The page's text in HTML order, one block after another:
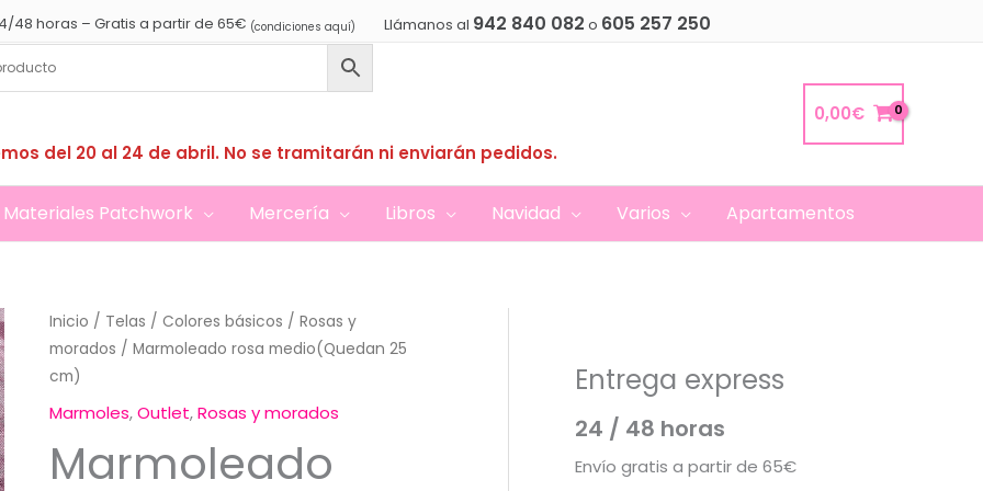
48 horas – Gratis a partir de 65€ (condiciones aquí) Llámanos al 942 840 082 o 605 257 250
del 20 al 24 de abril. No se tramitarán ni enviarán pedidos.
0,00€
Materiales Patchwork Mercería Libros Navidad Varios Apartamentos
Inicio / Telas / Colores básicos / Rosas y
morados / Marmoleado rosa medio(Quedan 25
cm)
Marmoles,Outlet,Rosas y morados
Marmoleado
Entrega express
24 / 48 horas
Envío gratis a partir de 65€